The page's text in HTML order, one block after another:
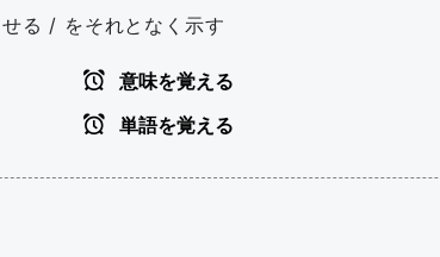
る / をそれとなく示す
意味を覚える
単語を覚える